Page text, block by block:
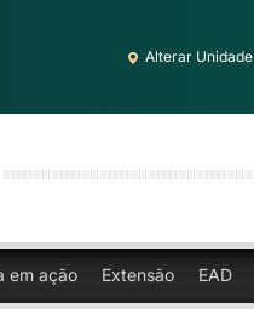
Alterar Unidade
em ação Extensão EAD